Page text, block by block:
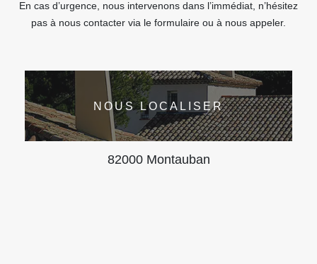
En cas d’urgence, nous intervenons dans l’immédiat, n’hésitez
pas à nous contacter via le formulaire ou à nous appeler.
NOUS LOCALISER
82000 Montauban